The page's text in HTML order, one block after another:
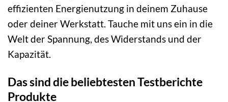
effizienten Energienutzung in deinem Zuhause
oder deiner Werkstatt. Tauche mit uns ein in die
Welt der Spannung, des Widerstands und der
Kapazität.
Das sind die beliebtesten Testberichte
Produkte